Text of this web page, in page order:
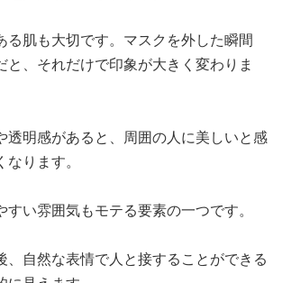
る肌も大切です。マスクを外した瞬間
と、それだけで印象が大きく変わりま
透明感があると、周囲の人に美しいと感
なります。
すい雰囲気もモテる要素の一つです。
、自然な表情で人と接することができる